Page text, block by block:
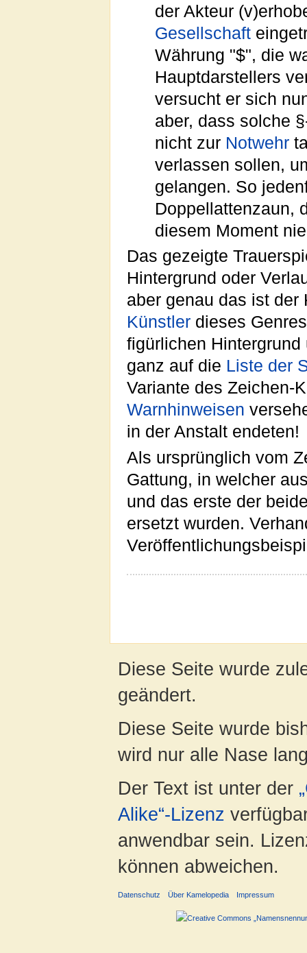
der Akteur
Gesellschaft
Währung "$", die
Hauptdarstellers
versucht er sich
aber, dass solche
nicht zur Notwehr
verlassen sollen,
gelangen. So
Doppellattenzaun,
diesem Moment
Das gezeigte
Hintergrund oder
aber genau das ist
Künstler dieses
figürlichen
ganz auf die Liste der
Variante des Zeichen-
Warnhinweisen
in der Anstalt endeten!
Als ursprünglich vom
Gattung, in welcher
und das erste der
ersetzt wurden.
Diese Seite wurde
geändert.
Diese Seite wurde
wird nur alle Nase
Der Text ist unter der
Alike“-Lizenz
anwendbar sein.
können abweichen.
Datenschutz Über Kamelopedia Impressum